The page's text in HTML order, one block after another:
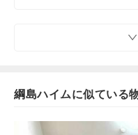
綱島ハイムに似ている